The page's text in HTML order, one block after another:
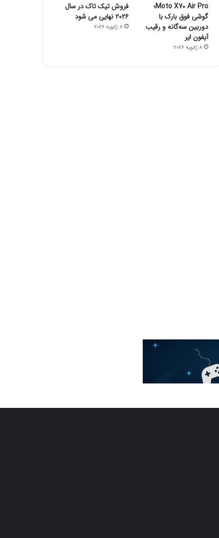
Moto X70 Air Pro؛
گوشی فوق بارک با
دوربین سه‌گانه و رقیب
آیفون ایر
8 ژانویه 2026
فروش تیک تاک در سال
۲۰۲۶ نهایی می شود
8 ژانویه 2026